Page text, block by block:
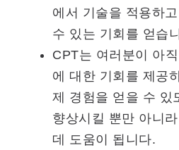
에서 기술을 적용하
수 있는 기회를 얻습
CPT는 여러분이 아
에 대한 기회를 제공
제 경험을 얻을 수 있
향상시킬 뿐만 아니
데 도움이 됩니다.